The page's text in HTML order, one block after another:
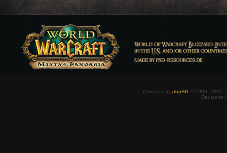
Powered by phpBB © 2000, 2002,
Deutsche